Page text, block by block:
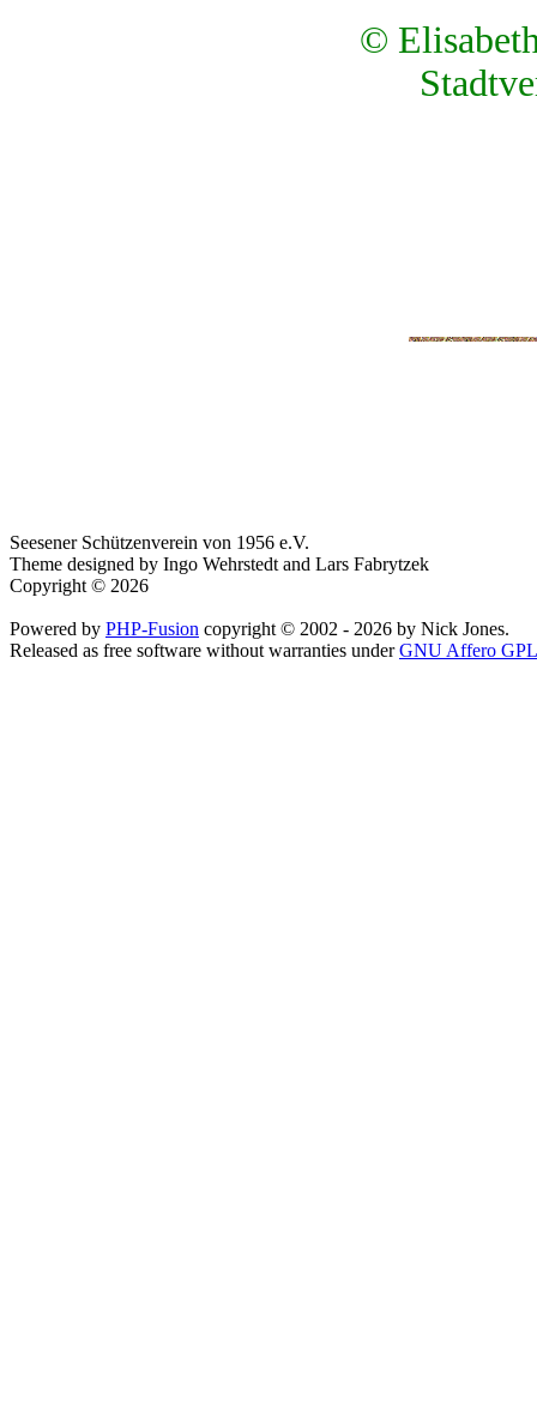
©
Seesener Schützenverein von 1956 e.V.
Theme designed by Ingo Wehrstedt and Lars Fabrytzek
Copyright © 2026
Powered by PHP-Fusion copyright © 2002 - 2026 by Nick Jones.
Released as free software without warranties underGNU Affero GPL